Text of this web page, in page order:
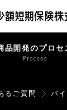
品開発のプロセ
るご質問 バ